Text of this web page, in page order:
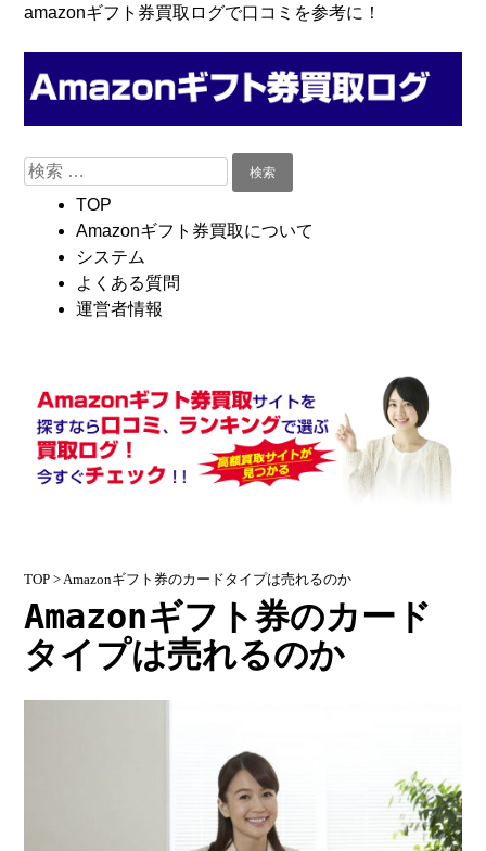
コ
ン
移
Skip
amazonギフト券買取ログで口コミを参考に！
検
索:
TOP
Amazonギフト券買取について
システム
よくある質問
運営者情報
TOP > Amazonギフト券のカードタイプは売れるのか
Amazonギフト券のカード
タイプは売れるのか